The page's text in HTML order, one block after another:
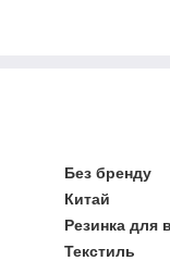
Без бренду
Китай
Резинка для
Текстиль